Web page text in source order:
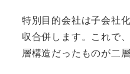
特別目的会社は子会社
収合併します。これで
層構造だったものが二